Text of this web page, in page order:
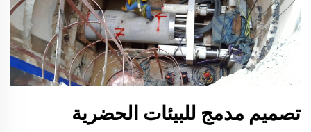
تصميم مدمج للبيئات الحضرية